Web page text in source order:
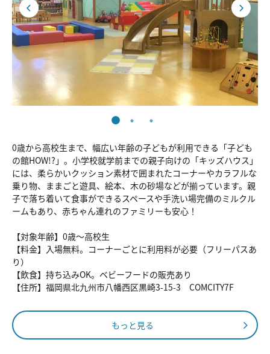
0歳から高校生まで、幅広い年齢の子どもが利用できる「子ども
の館HOW!?」。小学校就学前までの親子向けの「キッズハウス」
には、柔らかいクッション素材で囲まれたコーナーやカラフルな
乗り物、ままごと遊具、絵本、木の砂場などが揃っています。親
子で落ち着いて食事ができるスペースや手洗い場完備のミルクル
ームもあり、赤ちゃん連れのファミリーも安心！
【対象年齢】0歳～高校生
【料金】入場無料。コーナーごとに利用料が必要（フリーパスあ
り）
【飲食】持ち込みOK。ベビーフードの販売あり
【住所】福岡県北九州市八幡西区黒崎3-15-3 COMCITY7F
もっと見る